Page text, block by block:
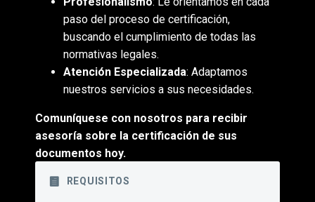
paso del proceso de certificación,
buscando el cumplimiento de todas las
normativas legales.
Atención Especializada: Adaptamos
nuestros servicios a sus necesidades.
Comuníquese con nosotros para recibir
asesoría sobre la certificación de sus
documentos hoy.
REQUISITOS